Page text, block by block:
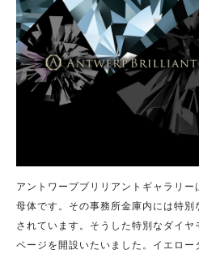
アントワープブリリアントギャラリ
母体です。その事務所金庫内には特
されています。そうした特別なダイヤ
ページを開設いたいました。イエロ